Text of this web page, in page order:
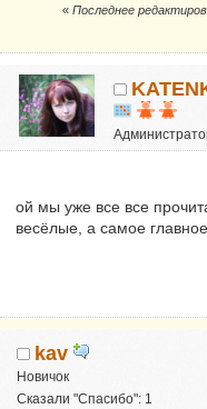
« Последнее
Почетные
ой мы уже все все
весёлые, а самое
kav
Новичок
Сказали "Спасибо": 1